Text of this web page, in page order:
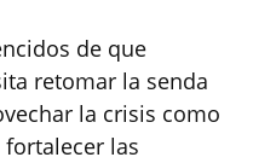
de que
retomar la senda
la crisis como
las